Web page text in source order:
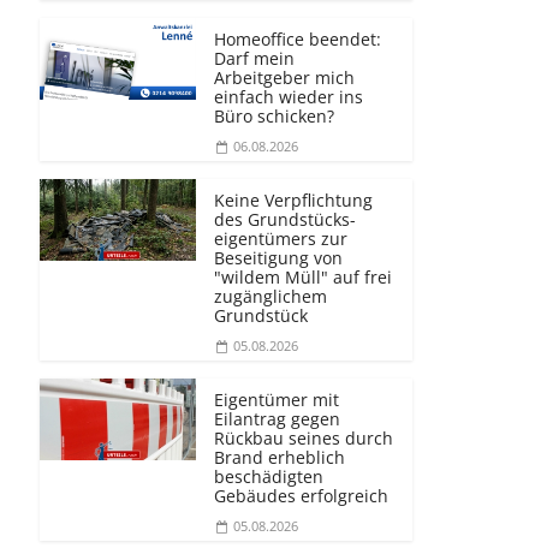
Homeoffice beendet:
Darf mein
Arbeitgeber mich
einfach wieder ins
Büro schicken?
06.08.2026
Keine Verpflichtung
des Grundstücks­
eigentümers zur
Beseitigung von
"wildem Müll" auf frei
zugänglichem
Grundstück
05.08.2026
Eigentümer mit
Eilantrag gegen
Rückbau seines durch
Brand erheblich
beschädigten
Gebäudes erfolgreich
05.08.2026